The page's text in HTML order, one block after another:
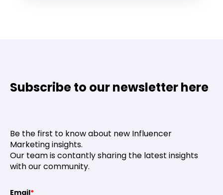
Subscribe to our newsletter here
Be the first to know about new Influencer
Marketing insights.
Our team is contantly sharing the latest insights
with our community.
Email*